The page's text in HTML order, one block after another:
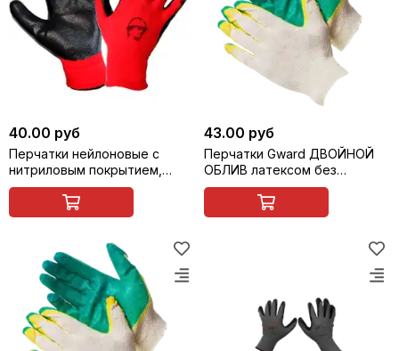
40.00 руб
Перчатки нейлоновые с
нитриловым покрытием,
красные/черные, Росмарка
43.00 руб
Перчатки Gward ДВОЙНОЙ
ОБЛИВ латексом без
индивид.упаковки